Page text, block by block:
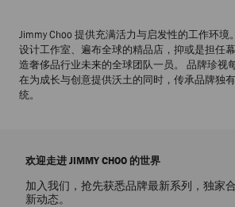
Jimmy Choo 提供充满活力与启发性的工作环境
设计工作室、遍布全球的精品店，抑或是担任
造奢侈品行业未来的全球团队一员。 品牌珍视
在为成长与创意提供沃土的同时，传承品牌独
统。
欢迎走进 JIMMY CHOO 的世界
加入我们，抢先获悉品牌最新系列，独家
新动态。